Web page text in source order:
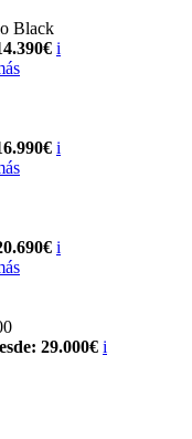
Black
i
i
i
29.000€ i